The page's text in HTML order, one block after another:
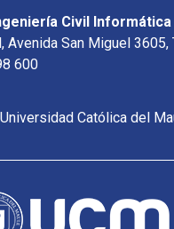
Civil Informática
Avenida San Miguel 3605,
600
Católica del